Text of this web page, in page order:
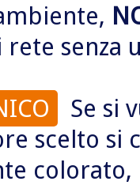
senza
Se si
scelto si